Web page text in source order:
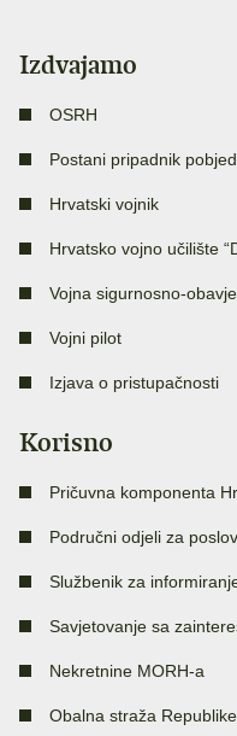
Izdvajamo
OSRH
Postani pripadnik
Hrvatski vojnik
Hrvatsko vojno učilište
Vojna sigurnosno-
Vojni pilot
Izjava o pristupačnosti
Korisno
Pričuvna komponenta
Područni odjeli za
Službenik za
Savjetovanje sa
Nekretnine MORH-a
Obalna straža